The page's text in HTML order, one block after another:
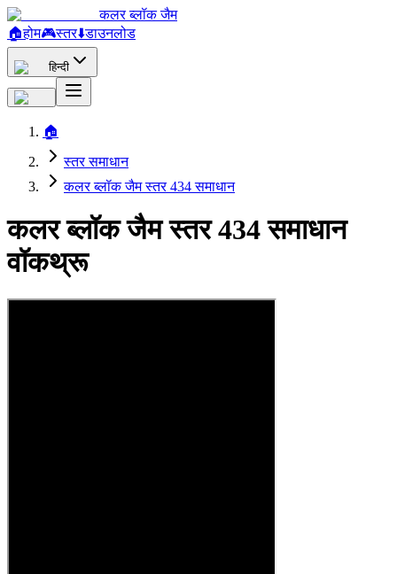
कलर ब्लॉक जैम
🏠होम🎮स्तर⬇️डाउनलोड
हिन्दी
🏠
स्तर समाधान
कलर ब्लॉक जैम स्तर 434 समाधान
कलर ब्लॉक जैम स्तर 434 समाधान
वॉकथ्रू